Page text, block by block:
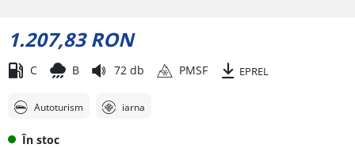
1.207,83 RON
C B 72 db PMSF EPREL
Autoturism iarna
În stoc